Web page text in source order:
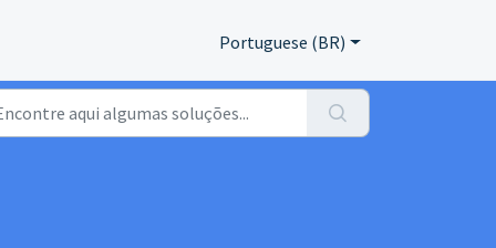
Portuguese (BR)